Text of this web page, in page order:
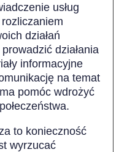
usług
działań
działania
informacyjne
na temat
pomóc wdrożyć
to konieczność
wyrzucać